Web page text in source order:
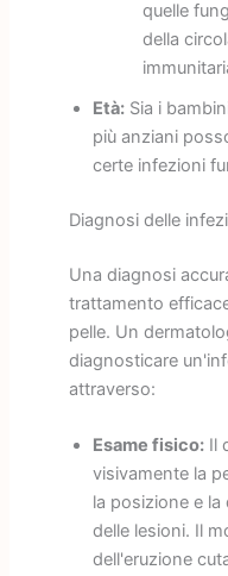
quelle
della
Età:Sia i
più anziani
certe infezioni
Diagnosi delle
Una diagnosi
trattamento
pelle. Un
diagnosticare
attraverso:
Esame fisico:Il
visivamente la
la posizione e
delle lesioni. Il
dell'eruzione